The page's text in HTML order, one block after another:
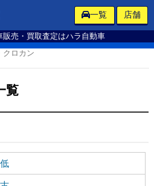
販売・買取査定はハラ自動車
一覧 店舗
クロカン
覧
低